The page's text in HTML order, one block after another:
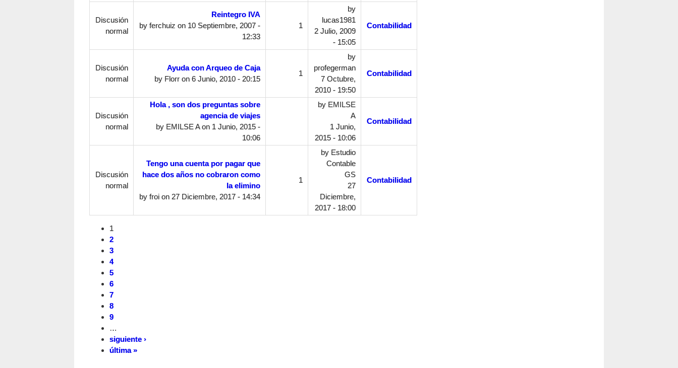
Discusión
normal
Reintegro IVA
by ferchuiz on 10 Septiembre, 2007 -
12:33
1
by
lucas1981
2 Julio, 2009
- 15:05
Contabilidad
Discusión
normal
Ayuda con Arqueo de Caja
by Florron 6 Junio, 2010 - 20:15
1
by
profegerman
7 Octubre,
2010 - 19:50
Contabilidad
Discusión
normal
Hola , son dos preguntas sobre
agencia de viajes
by EMILSE Aon 1 Junio, 2015 -
10:06
by EMILSE
A
1 Junio,
2015 - 10:06
Contabilidad
Discusión
normal
Tengo una cuenta por pagar que
hace dos años no cobraron como
la elimino
by froion 27 Diciembre, 2017 - 14:34
1
by Estudio
Contable
GS
27
Diciembre,
2017 - 18:00
Contabilidad
1
2
3
4
5
6
7
8
9
…
siguiente ›
última »